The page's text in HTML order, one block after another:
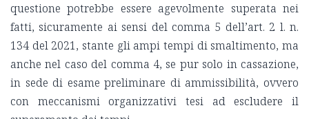
questione potrebbe essere agevolmente superata nei
fatti, sicuramente ai sensi del comma 5 dell’art. 2 l. n.
134 del 2021, stante gli ampi tempi di smaltimento, ma
anche nel caso del comma 4, se pur solo in cassazione,
in sede di esame preliminare di ammissibilità, ovvero
con meccanismi organizzativi tesi ad escludere il